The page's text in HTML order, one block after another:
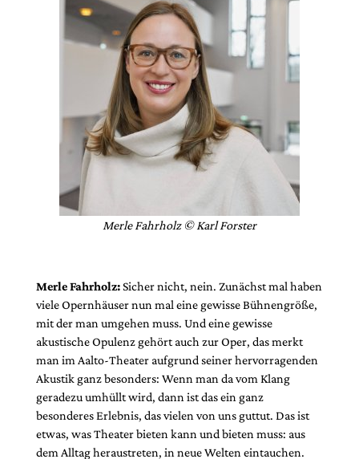
Merle Fahrholz © Karl Forster
Merle Fahrholz:Sicher nicht, nein. Zunächst mal haben
viele Opernhäuser nun mal eine gewisse Bühnengröße,
mit der man umgehen muss. Und eine gewisse
akustische Opulenz gehört auch zur Oper, das merkt
man im Aalto-Theater aufgrund seiner hervorragenden
Akustik ganz besonders: Wenn man da vom Klang
geradezu umhüllt wird, dann ist das ein ganz
besonderes Erlebnis, das vielen von uns guttut. Das ist
etwas, was Theater bieten kann und bieten muss: aus
dem Alltag heraustreten, in neue Welten eintauchen.